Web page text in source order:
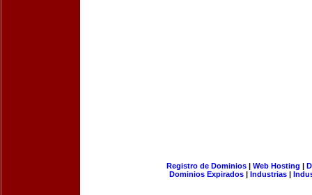
Registro de Dominios| Web Hosting |
Dominios Expirados | Industrias |